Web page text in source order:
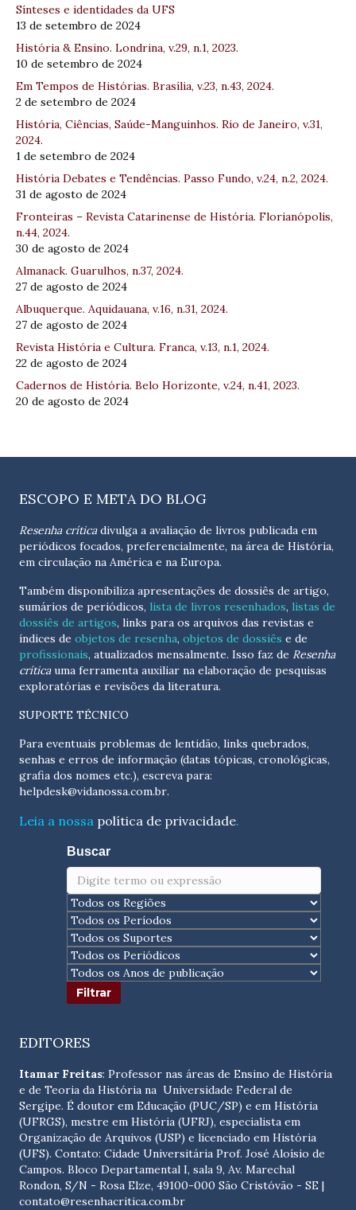
Sínteses e identidades da UFS
13 de setembro de 2024
História & Ensino. Londrina, v.29, n.1, 2023.
10 de setembro de 2024
Em Tempos de Histórias. Brasília, v.23, n.43, 2024.
2 de setembro de 2024
História, Ciências, Saúde-Manguinhos. Rio de Janeiro, v.31,
2024.
1 de setembro de 2024
História Debates e Tendências. Passo Fundo, v.24, n.2, 2024.
31 de agosto de 2024
Fronteiras – Revista Catarinense de História. Florianópolis,
n.44, 2024.
30 de agosto de 2024
Almanack. Guarulhos, n.37, 2024.
27 de agosto de 2024
Albuquerque. Aquidauana, v.16, n.31, 2024.
27 de agosto de 2024
Revista História e Cultura. Franca, v.13, n.1, 2024.
22 de agosto de 2024
Cadernos de História. Belo Horizonte, v.24, n.41, 2023.
20 de agosto de 2024
ESCOPO E META DO BLOG
Resenha críticadivulga a avaliação de livros publicada em
periódicos focados, preferencialmente, na área de História,
em circulação na América e na Europa.
Também disponibiliza apresentações de dossiês de artigo,
sumários de periódicos, lista de livros resenhados, listas de
dossiês de artigos, links para os arquivos das revistas e
índices de objetos de resenha, objetos de dossiês e de
profissionais, atualizados mensalmente. Isso faz de Resenha
críticauma ferramenta auxiliar na elaboração de pesquisas
exploratórias e revisões da literatura.
SUPORTE TÉCNICO
Para eventuais problemas de lentidão, links quebrados,
senhas e erros de informação (datas tópicas, cronológicas,
helpdesk@vidanossa.com.br.
Leia a nossa política de privacidade.
Buscar
EDITORES
Itamar Freitas: Professor nas áreas de Ensino de História
e de Teoria da História na Universidade Federal de
Sergipe. É doutor em Educação (PUC/SP) e em História
(UFRGS), mestre em História (UFRJ), especialista em
Organização de Arquivos (USP) e licenciado em História
(UFS). Contato: Cidade Universitária Prof. José Aloísio de
Campos. Bloco Departamental I, sala 9, Av. Marechal
Rondon, S/N - Rosa Elze, 49100-000 São Cristóvão - SE |
contato@resenhacritica.com.br